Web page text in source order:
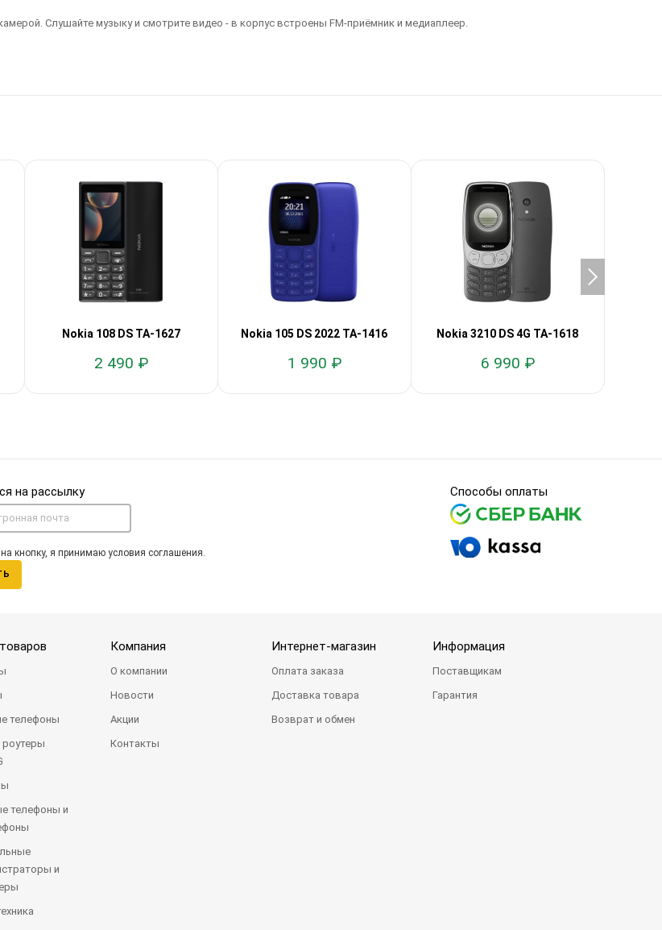
Слушайте музыку и смотрите видео - в корпус встроены FM-приёмник и медиаплеер.
Nokia 108 DS TA-1627
2 490 ₽
Nokia 105 DS 2022 TA-1416
1 990 ₽
Nokia 3210 DS 4G TA-1618
6 990 ₽
на рассылку
кнопку, я принимаю условия соглашения.
Способы оплаты
телефоны
телефоны и
и
Компания
О компании
Новости
Акции
Контакты
Интернет-магазин
Оплата заказа
Доставка товара
Возврат и обмен
Информация
Поставщикам
Гарантия